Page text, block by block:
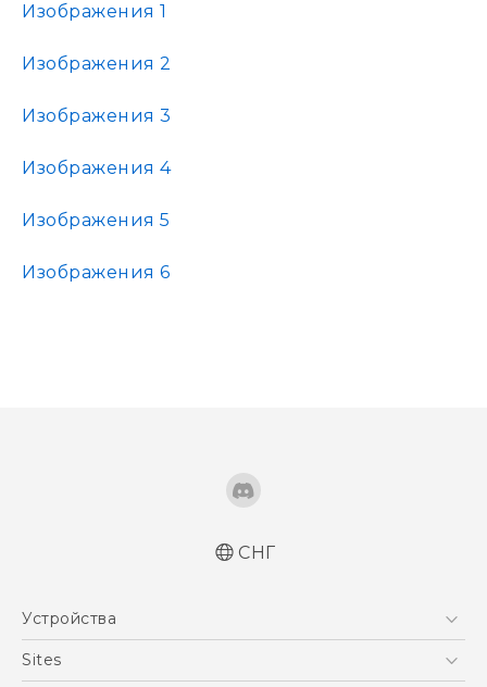
Изображения 1
Изображения 2
Изображения 3
Изображения 4
Изображения 5
Изображения 6
СНГ
Устройства
5G
Sites